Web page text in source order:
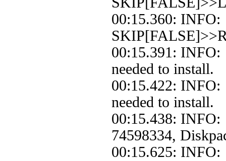
00:15.360:
00:15.391:
needed to install.
00:15.422:
needed to install.
00:15.438:
74598334,
00:15.625: